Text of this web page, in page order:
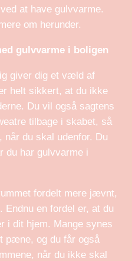
at have gulvvarme.
om herunder.
gulvvarme i boligen
giver dig et væld af
helt sikkert, at du ikke
Du vil også sagtens
tilbage i skabet, så
når du skal udenfor. Du
du har gulvvarme i
fordelt mere jævnt,
en fordel er, at du
i dit hjem. Mange synes
pæne, og du får også
når du ikke skal